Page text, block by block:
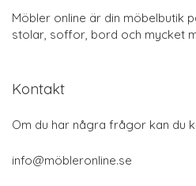
Möbler online är din möbelbutik
stolar, soffor, bord och mycket
Kontakt
Om du har några frågor kan du
info@möbleronline.se